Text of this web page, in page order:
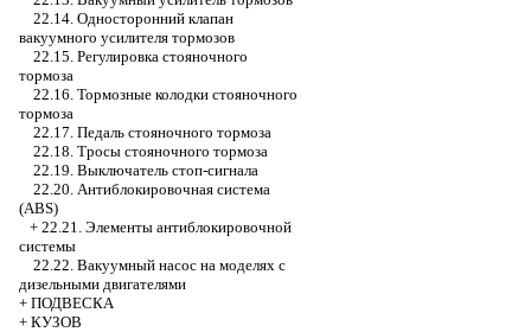
22.14. Односторонний клапан
вакуумного усилителя тормозов
22.15. Регулировка стояночного
тормоза
22.16. Тормозные колодки стояночного
тормоза
22.17. Педаль стояночного тормоза
22.18. Тросы стояночного тормоза
22.19. Выключатель стоп-сигнала
22.20. Антиблокировочная система
(ABS)
+ 22.21. Элементы антиблокировочной
системы
22.22. Вакуумный насос на моделях с
дизельными двигателями
+ ПОДВЕСКА
+ КУЗОВ